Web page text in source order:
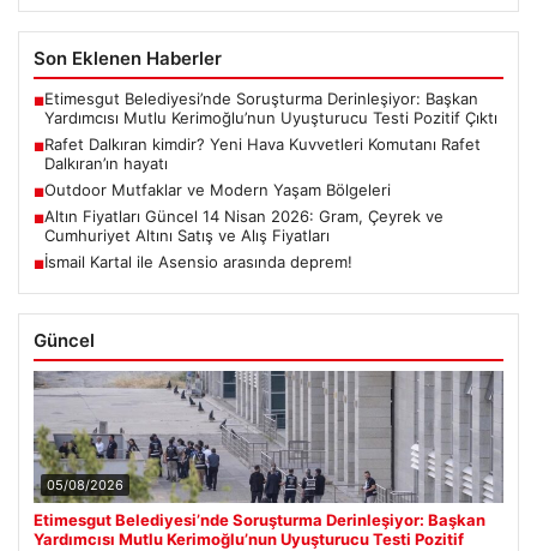
Son Eklenen Haberler
■Etimesgut Belediyesi’nde Soruşturma Derinleşiyor: Başkan
Yardımcısı Mutlu Kerimoğlu’nun Uyuşturucu Testi Pozitif Çıktı
■Rafet Dalkıran kimdir? Yeni Hava Kuvvetleri Komutanı Rafet
Dalkıran’ın hayatı
■Outdoor Mutfaklar ve Modern Yaşam Bölgeleri
■Altın Fiyatları Güncel 14 Nisan 2026: Gram, Çeyrek ve
Cumhuriyet Altını Satış ve Alış Fiyatları
■İsmail Kartal ile Asensio arasında deprem!
Güncel
05/08/2026
Etimesgut Belediyesi’nde Soruşturma Derinleşiyor: Başkan
Yardımcısı Mutlu Kerimoğlu’nun Uyuşturucu Testi Pozitif